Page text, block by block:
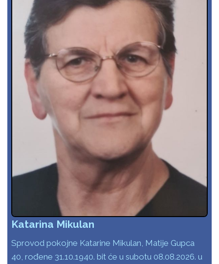
Katarina Mikulan
Sprovod pokojne Katarine Mikulan, Matije Gupca
40, rođene 31.10.1940. bit će u subotu 08.08.2026. u